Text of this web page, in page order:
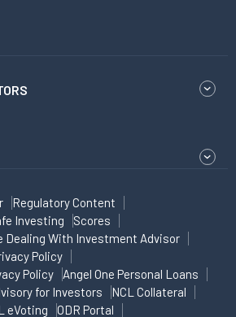
Regulatory Content
Investing
Scores
Dealing With Investment Advisor
Policy
Policy
Angel One Personal Loans
for Investors
NCL Collateral
eVoting ODR Portal